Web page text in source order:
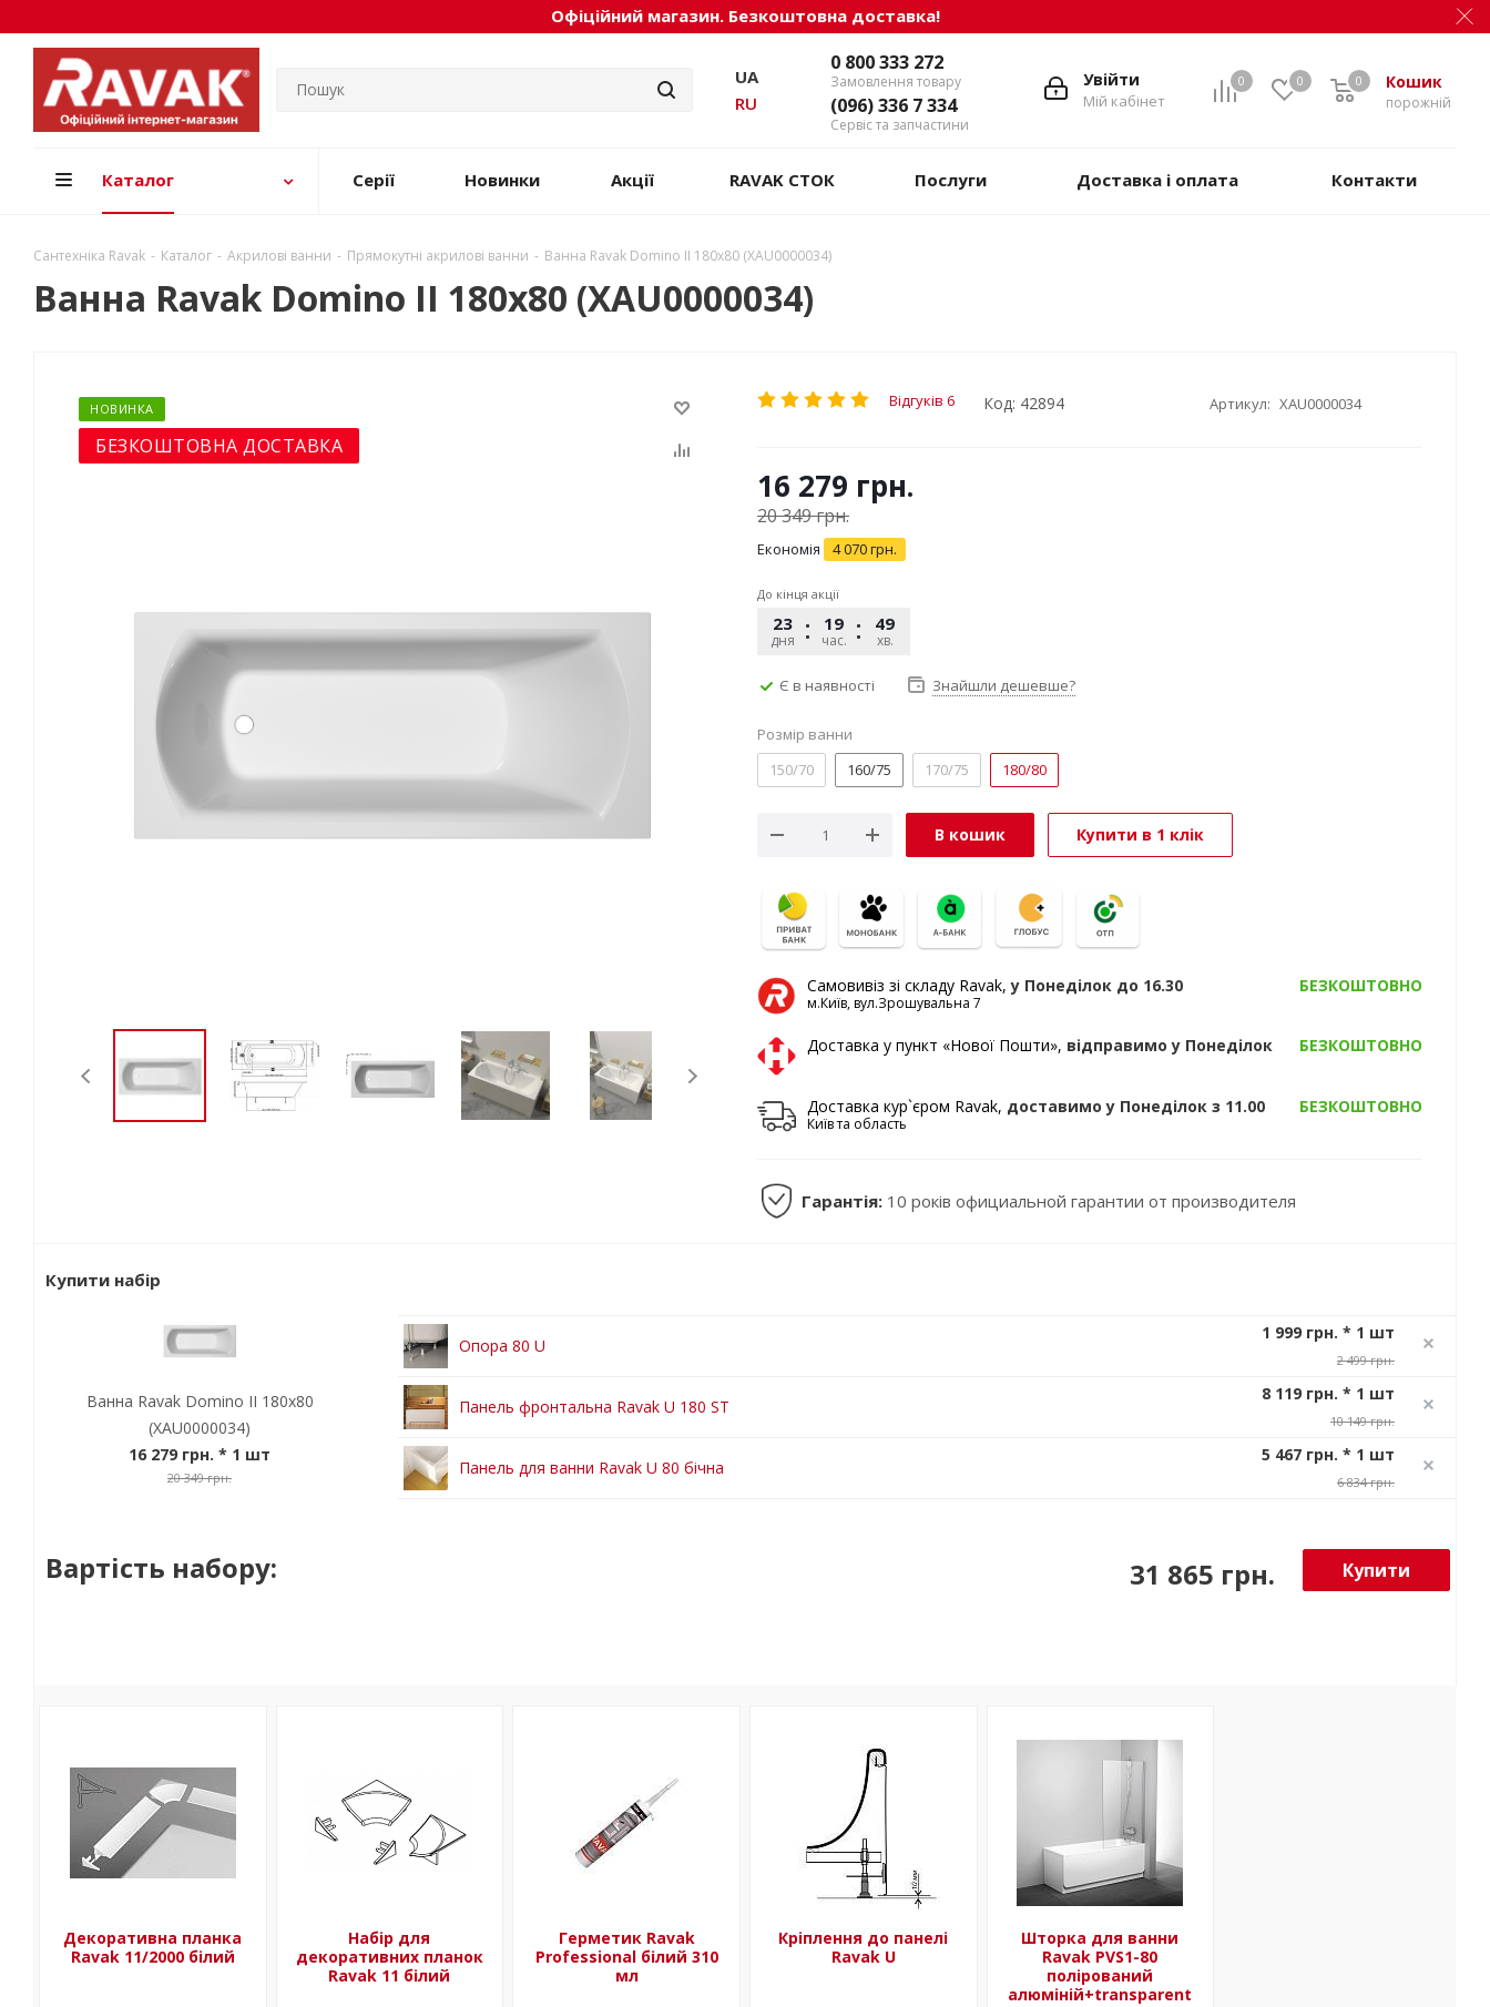
Офіційний магазин. Безкоштовна доставка!
0 0 Кошик
порожній
0
Увійти
Мій кабінет
0 800 333 272
Замовлення товару
(096) 336 7 334
Сервіс та запчастини
UA
RU
Каталог Серії Новинки Акції RAVAK СТОК Послуги Доставка і оплата Контакти
Сантехніка Ravak - Каталог - Акрилові ванни - Прямокутні акрилові ванни - Ванна Ravak Domino II 180х80 (XAU0000034)
Ванна Ravak Domino II 180х80 (XAU0000034)
НОВИНКА
БЕЗКОШТОВНА ДОСТАВКА
Відгуків 6 Код: 42894 Артикул: XAU0000034
16 279 грн.
20 349грн.
Економія 4 070грн.
До кінця акції
23
дня
19
час.
49
хв.
Є в наявності Знайшли дешевше?
Розмір ванни
150/70
160/75 170/75 180/80
В кошик Купити в 1 клік
Самовивіз зі складу Ravak,у Понеділок до 16.30
м.Київ, вул.Зрошувальна 7
БЕЗКОШТОВНО
Доставка у пункт «Нової Пошти», відправимоу Понеділок БЕЗКОШТОВНО
Доставка кур`єром Ravak, доставимоу Понеділок з 11.00
Київ та область
БЕЗКОШТОВНО
Гарантія: 10 років официальной гарантии от производителя
Купити набір
Ванна Ravak Domino II 180х80
(XAU0000034)
16 279 грн. * 1 шт
20 349 грн.
Опора 80 U
1 999 грн. * 1 шт
2 499 грн.
Панель фронтальна Ravak U 180 ST
8 119 грн. * 1 шт
10 149 грн.
Панель для ванни Ravak U 80 бічна
5 467 грн. * 1 шт
6 834 грн.
Вартість набору: 31 865 грн. Купити
Декоративна планка
Ravak 11/2000 білий
Набір для
декоративних планок
Ravak 11 білий
Герметик Ravak
Professional білий 310
мл
Кріплення до панелі
Ravak U
Шторка для ванни
Ravak PVS1-80
полірований
алюміній+transparent